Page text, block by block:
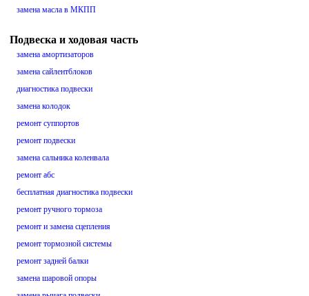
замена масла в МКПП
Подвеска и ходовая часть
замена амортизаторов
замена сайлентблоков
диагностика подвески
замена колодок
ремонт суппортов
ремонт подвески
замена сальника коленвала
ремонт абс
бесплатная диагностика подвески
ремонт ручного тормоза
ремонт и замена сцепления
ремонт тормозной системы
ремонт задней балки
замена шаровой опоры